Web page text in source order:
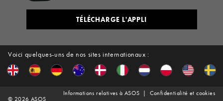
Voici quelques-uns de nos sites internationaux :
TÉLÉCHARGE L'APPLI
© 2026 ASOS
Informations relatives à ASOS Confidentialité et cookies